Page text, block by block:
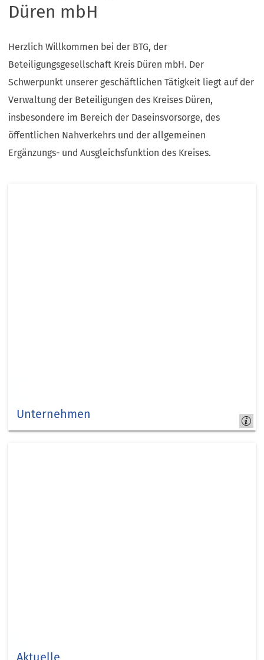
Düren mbH
Herzlich Willkommen bei der BTG, der
Beteiligungsgesellschaft Kreis Düren mbH. Der
Schwerpunkt unserer geschäftlichen Tätigkeit liegt auf der
Verwaltung der Beteiligungen des Kreises Düren,
insbesondere im Bereich der Daseinsvorsorge, des
öffentlichen Nahverkehrs und der allgemeinen
Ergänzungs- und Ausgleichsfunktion des Kreises.
Unternehmen